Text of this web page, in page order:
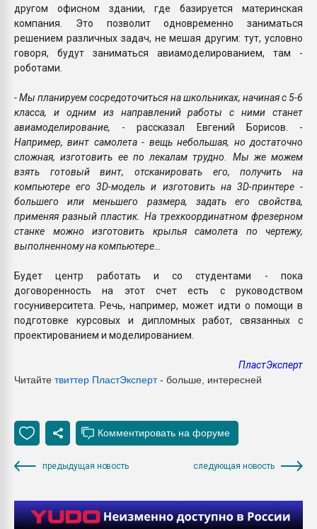
другом офисном здании, где базируется материнская
компания. Это позволит одновременно заниматься
решением различных задач, не мешая другим: тут, условно
говоря, будут заниматься авиамоделированием, там -
роботами.
- Мы планируем сосредоточиться на школьниках, начиная с 5-6
класса, и одним из направлений работы с ними станет
авиамоделирование, - рассказал Евгений Борисов. -
Например, винт самолета - вещь небольшая, но достаточно
сложная, изготовить ее по лекалам трудно. Мы же можем
взять готовый винт, отсканировать его, получить на
компьютере его 3D-модель и изготовить на 3D-принтере -
большего или меньшего размера, задать его свойства,
применяя разный пластик. На трехкоординатном фрезерном
станке можно изготовить крылья самолета по чертежу,
выполненному на компьютере…
Будет центр работать и со студентами - пока
договоренность на этот счет есть с руководством
госуниверситета. Речь, например, может идти о помощи в
подготовке курсовых и дипломных работ, связанных с
проектированием и моделированием.
ПластЭксперт
Читайте твиттер ПластЭксперт- больше, интересней
предыдущая новость следующая новость